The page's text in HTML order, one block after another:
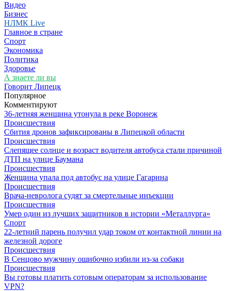
Видео
Бизнес
НЛМК Live
Главное в стране
Спорт
Экономика
Политика
Здоровье
А знаете ли вы
Говорит Липецк
Популярное
Комментируют
36-летняя женщина утонула в реке Воронеж
Происшествия
Сбития дронов зафиксированы в Липецкой области
Происшествия
Слепящее солнце и возраст водителя автобуса стали причиной
ДТП на улице Баумана
Происшествия
Женщина упала под автобус на улице Гагарина
Происшествия
Врача-невролога судят за смертельные инъекции
Происшествия
Умер один из лучших защитников в истории «Металлурга»
Спорт
22-летний парень получил удар током от контактной линии на
железной дороге
Происшествия
В Сенцово мужчину ошибочно избили из-за собаки
Происшествия
Вы готовы платить сотовым операторам за использование
VPN?